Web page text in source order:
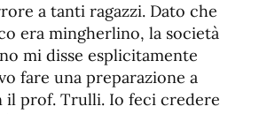
a tanti ragazzi. Dato che
era mingherlino, la società
mi disse esplicitamente
fare una preparazione a
il prof. Trulli. Io feci credere